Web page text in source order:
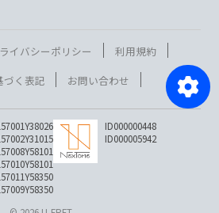
イバシーポリシー
利用規約
づく表記
お問い合わせ
ID000000448
ID000005942